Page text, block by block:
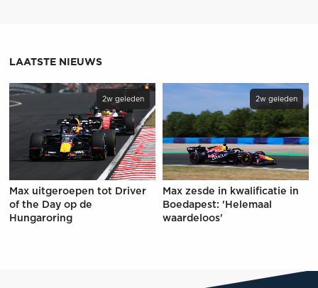
LAATSTE NIEUWS
2w geleden
Max uitgeroepen tot Driver
of the Day op de
Hungaroring
2w geleden
Max zesde in kwalificatie in
Boedapest: 'Helemaal
waardeloos'